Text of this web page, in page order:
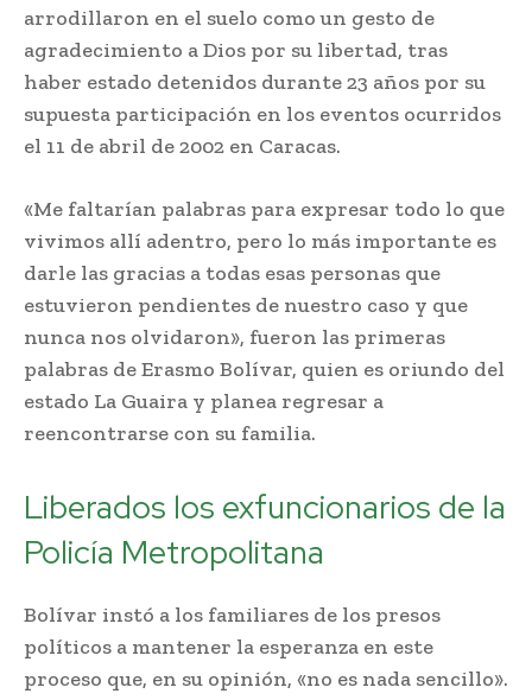
arrodillaron en el suelo como un gesto de
agradecimiento a Dios por su libertad, tras
haber estado detenidos durante 23 años por su
supuesta participación en los eventos ocurridos
el 11 de abril de 2002 en Caracas.
«Me faltarían palabras para expresar todo lo que
vivimos allí adentro, pero lo más importante es
darle las gracias a todas esas personas que
estuvieron pendientes de nuestro caso y que
nunca nos olvidaron», fueron las primeras
palabras de Erasmo Bolívar, quien es oriundo del
estado La Guaira y planea regresar a
reencontrarse con su familia.
Liberados los exfuncionarios de la
Policía Metropolitana
Bolívar instó a los familiares de los presos
políticos a mantener la esperanza en este
proceso que, en su opinión, «no es nada sencillo».